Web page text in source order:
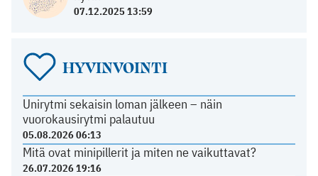
07.12.2025 13:59
HYVINVOINTI
Unirytmi sekaisin loman jälkeen – näin
vuorokausirytmi palautuu
05.08.2026 06:13
Mitä ovat minipillerit ja miten ne vaikuttavat?
26.07.2026 19:16